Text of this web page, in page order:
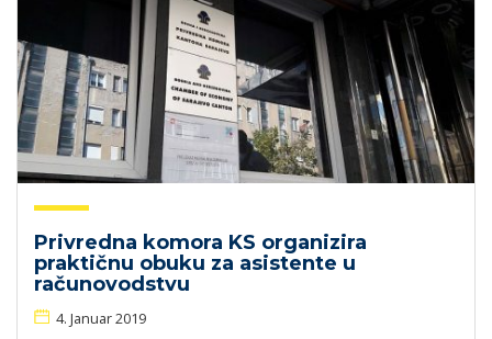
Privredna komora KS organizira
praktičnu obuku za asistente u
računovodstvu
4. Januar 2019